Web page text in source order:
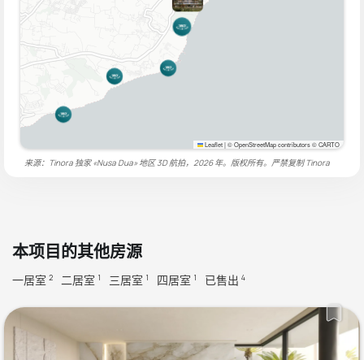
Leaflet|© OpenStreetMap contributors © CARTO
来源：Tinora 独家 «Nusa Dua» 地区 3D 航拍，2026 年。版权所有。严禁复制Tinora
本项目的其他房源
一居室 2 二居室 1 三居室 1 四居室 1 已售出 4